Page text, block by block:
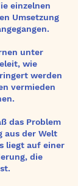
einzelnen
Umsetzung
unter
wie
werden
vermieden
das Problem
aus der Welt
liegt auf einer
die